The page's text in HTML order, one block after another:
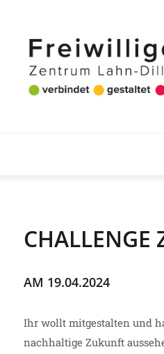
CHALLENGE
AM 19.04.2024
Ihr wollt mitgestalten und
nachhaltige Zukunft